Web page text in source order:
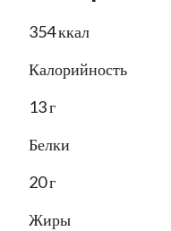
354 ккал
Калорийность
13 г
Белки
20 г
Жиры